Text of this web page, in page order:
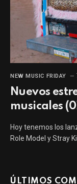
NEW MUSIC FRIDAY
Nuevos
musicales
Hoy tenemos los
Role Model y Stray
ÚLTIMOS